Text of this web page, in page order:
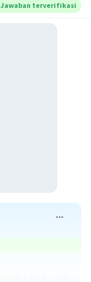
Jawaban terverifikasi